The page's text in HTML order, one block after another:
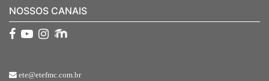
NOSSOS CANAIS
ete@etefmc.com.br